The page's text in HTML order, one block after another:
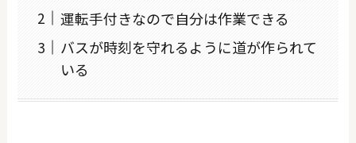
運転手付きなので自分は作業できる
バスが時刻を守れるように道が作られて
いる